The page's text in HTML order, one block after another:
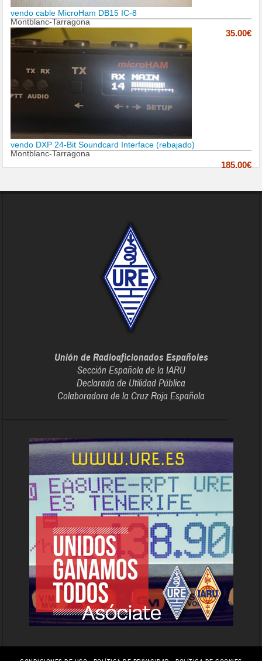
vendo cable MicroHam DB15 IC-8
Montblanc-Tarragona
35.00€
vendo DXP 24-Bit Soundcard Interface (rebajado)
Montblanc-Tarragona
185.00€
Unión de Radioaficionados Españoles
Sección Española de la IARU
Declarada de Utilidad Pública
Colaboradora de la Cruz Roja Española